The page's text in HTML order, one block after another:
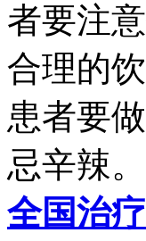
者要注
合理的
患者要
忌辛辣
全国治